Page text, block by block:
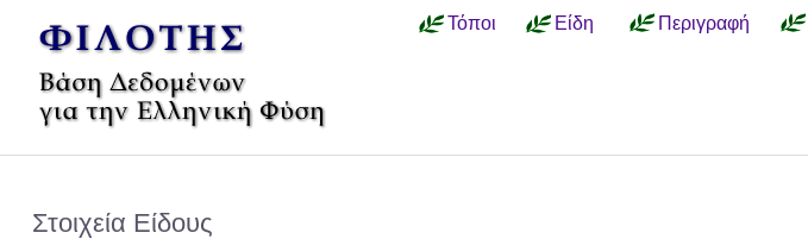
Τόποι Είδη Περιγραφή
Στοιχεία Είδους